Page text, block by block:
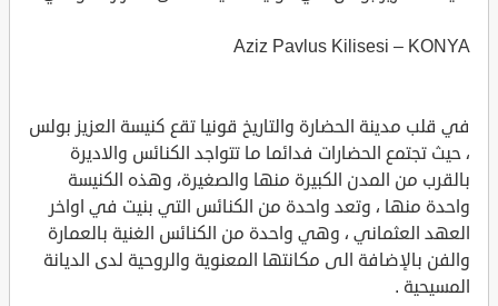
Aziz Pavlus Kilisesi – KONYA
في قلب مدينة الحضارة والتاريخ قونيا تقع كنيسة العزيز بولس
، حيث تجتمع الحضارات فدائما ما تتواجد الكنائس والاديرة
بالقرب من المدن الكبيرة منها والصغيرة، وهذه الكنيسة
واحدة منها ، وتعد واحدة من الكنائس التي بنيت في اواخر
العهد العثماني ، وهي واحدة من الكنائس الغنية بالعمارة
والفن بالإضافة الى مكانتها المعنوية والروحية لدى الديانة
المسيحية .